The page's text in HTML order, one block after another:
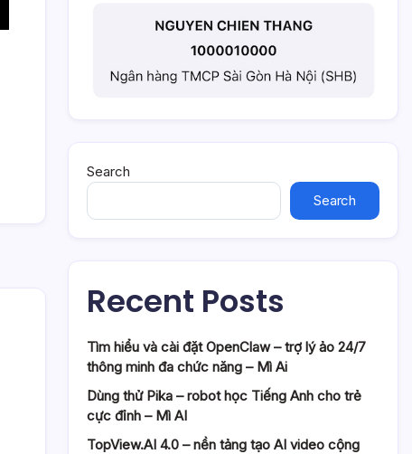
Search
Search
Recent Posts
Tìm hiểu và cài đặt OpenClaw – trợ lý ảo 24/7
thông minh đa chức năng – Mì Ai
Dùng thử Pika – robot học Tiếng Anh cho trẻ
cực đỉnh – Mì AI
TopView.AI 4.0 – nền tảng tạo AI video cộng